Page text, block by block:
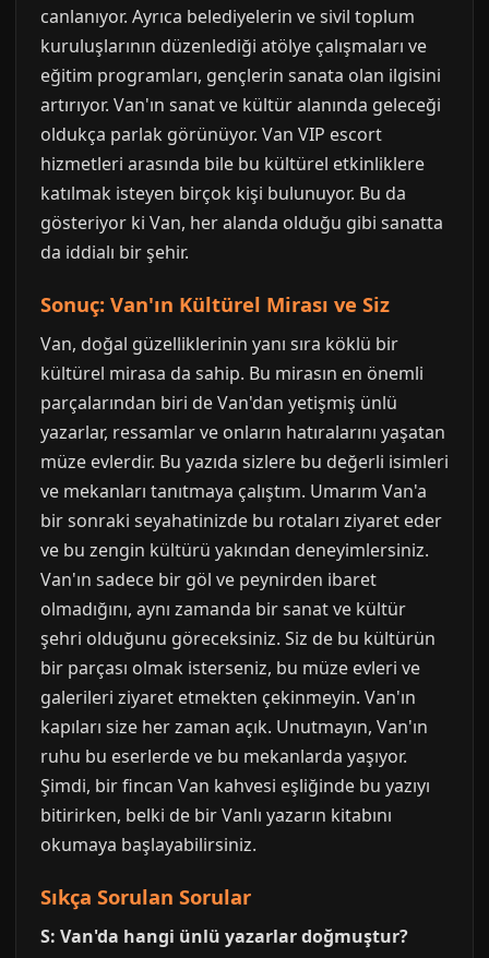
canlanıyor. Ayrıca belediyelerin ve sivil toplum
kuruluşlarının düzenlediği atölye çalışmaları ve
eğitim programları, gençlerin sanata olan ilgisini
artırıyor. Van'ın sanat ve kültür alanında geleceği
oldukça parlak görünüyor. Van VIP escort
hizmetleri arasında bile bu kültürel etkinliklere
katılmak isteyen birçok kişi bulunuyor. Bu da
gösteriyor ki Van, her alanda olduğu gibi sanatta
da iddialı bir şehir.
Sonuç: Van'ın Kültürel Mirası ve Siz
Van, doğal güzelliklerinin yanı sıra köklü bir
kültürel mirasa da sahip. Bu mirasın en önemli
parçalarından biri de Van'dan yetişmiş ünlü
yazarlar, ressamlar ve onların hatıralarını yaşatan
müze evlerdir. Bu yazıda sizlere bu değerli isimleri
ve mekanları tanıtmaya çalıştım. Umarım Van'a
bir sonraki seyahatinizde bu rotaları ziyaret eder
ve bu zengin kültürü yakından deneyimlersiniz.
Van'ın sadece bir göl ve peynirden ibaret
olmadığını, aynı zamanda bir sanat ve kültür
şehri olduğunu göreceksiniz. Siz de bu kültürün
bir parçası olmak isterseniz, bu müze evleri ve
galerileri ziyaret etmekten çekinmeyin. Van'ın
kapıları size her zaman açık. Unutmayın, Van'ın
ruhu bu eserlerde ve bu mekanlarda yaşıyor.
Şimdi, bir fincan Van kahvesi eşliğinde bu yazıyı
bitirirken, belki de bir Vanlı yazarın kitabını
okumaya başlayabilirsiniz.
Sıkça Sorulan Sorular
S: Van'da hangi ünlü yazarlar doğmuştur?